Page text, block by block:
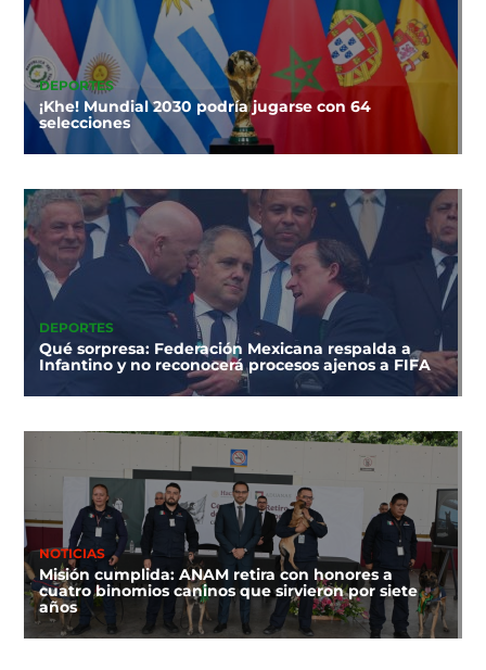
DEPORTES
¡Khe! Mundial 2030 podría jugarse con 64
selecciones
DEPORTES
Qué sorpresa: Federación Mexicana respalda a
Infantino y no reconocerá procesos ajenos a FIFA
NOTICIAS
Misión cumplida: ANAM retira con honores a
cuatro binomios caninos que sirvieron por siete
años